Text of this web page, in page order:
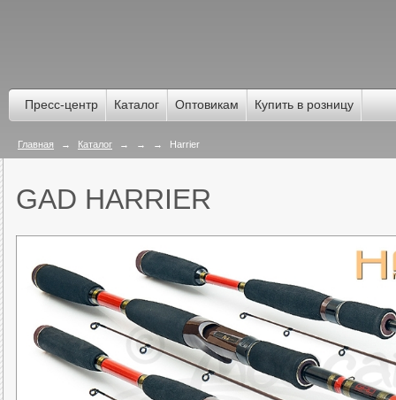
Пресс-центр Каталог Оптовикам Купить в розницу
Главная → Каталог → → → Harrier
GAD HARRIER